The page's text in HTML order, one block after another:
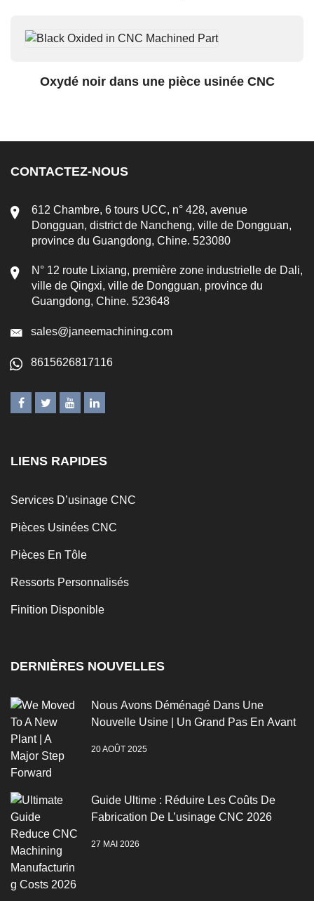
Oxydé noir dans une pièce usinée CNC
CONTACTEZ-NOUS
612 Chambre, 6 tours UCC, n° 428, avenue
Dongguan, district de Nancheng, ville de Dongguan,
province du Guangdong, Chine. 523080
N° 12 route Lixiang, première zone industrielle de Dali,
ville de Qingxi, ville de Dongguan, province du
Guangdong, Chine. 523648
sales@janeemachining.com
8615626817116
LIENS RAPIDES
Services D’usinage CNC
Pièces Usinées CNC
Pièces En Tôle
Ressorts Personnalisés
Finition Disponible
DERNIÈRES NOUVELLES
Nous Avons Déménagé Dans Une
Nouvelle Usine | Un Grand Pas En Avant
20 AOÛT 2025
Guide Ultime : Réduire Les Coûts De
Fabrication De L’usinage CNC 2026
27 MAI 2026